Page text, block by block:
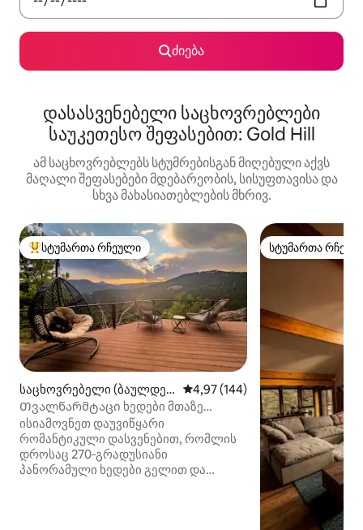
ძიება
დასასვენებელი საცხოვრებლები
საუკეთესო შეფასებით: Gold Hill
ამ საცხოვრებლებს სტუმრებისგან მიღებული აქვს
მაღალი შეფასებები მდებარეობის, სისუფთავისა და
სხვა მახასიათებლების მხრივ.
სტუმართა რჩეული მოწინავე ვარიანტი
სტუმართა რჩეული
საცხოვრებელი (ბაულდერ
ი)
საშუალო შეფასებაა 5‑დან
4,97 (144)
Თვალწარმტაცი ხედები მთაზე
დასვენებისთვის
ისიამოვნეთ დაუვიწყარი
რომანტიკული დასვენებით, რომლის
დროსაც 270‑გრადუსიანი
პანორამული ხედები გელით და
სტუმართა
სტუმართა